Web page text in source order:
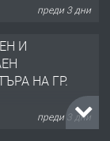
преди 3 дни
И
НА ГР.
преди 3 дни